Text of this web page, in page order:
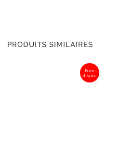
PRODUITS SIMILAIRES